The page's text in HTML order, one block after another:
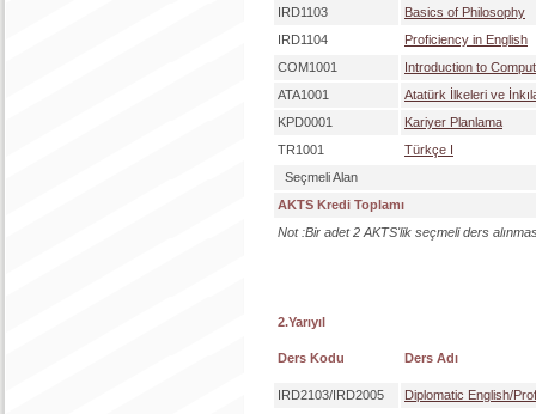
IRD1103
Basics of Philosophy
IRD1104
Proficiency in English
COM1001
Introduction to
ATA1001
Atatürk İlkeleri ve
KPD0001
Kariyer Planlama
TR1001
Türkçe I
Seçmeli Alan
AKTS Kredi Toplamı
Not :Bir adet 2 AKTS'lik seçmeli ders
2.Yarıyıl
Ders Kodu Ders Adı
IRD2103/IRD2005
Diplomatic English/